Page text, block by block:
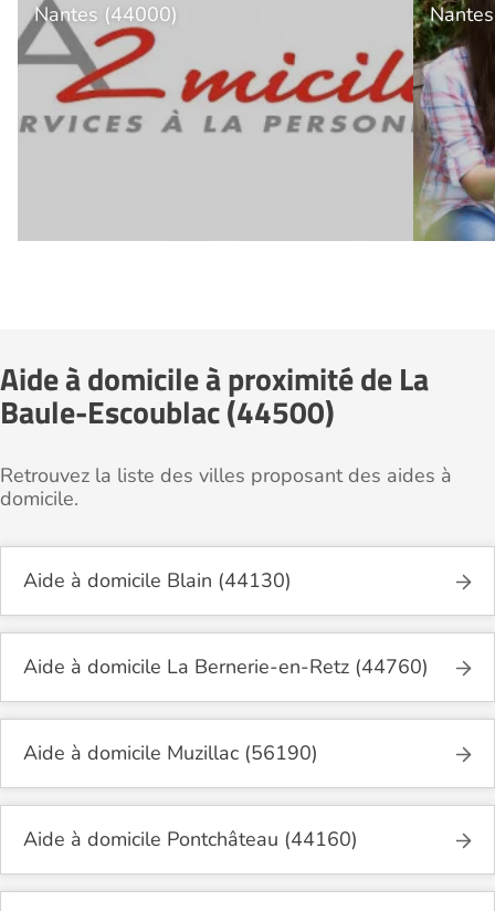
Nantes (44000)
Aide à domicile à proximité de La
Baule-Escoublac (44500)
Retrouvez la liste des villes proposant des aides à
domicile.
Aide à domicile Blain (44130)
Aide à domicile La Bernerie-en-Retz (44760)
Aide à domicile Muzillac (56190)
Aide à domicile Pontchâteau (44160)